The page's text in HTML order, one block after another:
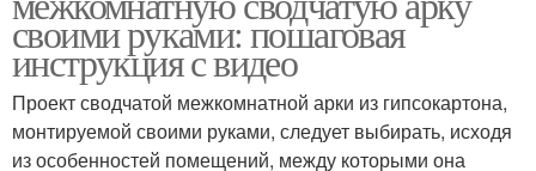
своими руками: пошаговая
инструкция с видео
Проект сводчатой межкомнатной арки из гипсокартона,
монтируемой своими руками, следует выбирать, исходя
из особенностей помещений, между которыми она